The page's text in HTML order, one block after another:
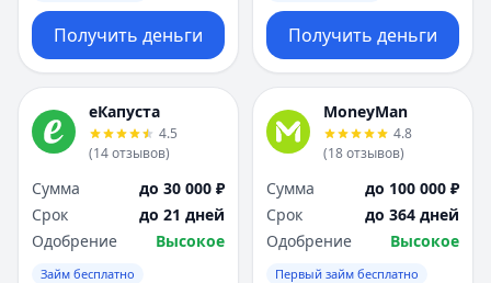
Получить деньги Получить деньги
еКапуста
4.5
(14отзывов)
Сумма
до 30 000 ₽
Срок
до 21 дней
Одобрение
Высокое
Займ бесплатно
MoneyMan
4.8
(18отзывов)
Сумма
до 100 000 ₽
Срок
до 364 дней
Одобрение
Высокое
Первый займ бесплатно